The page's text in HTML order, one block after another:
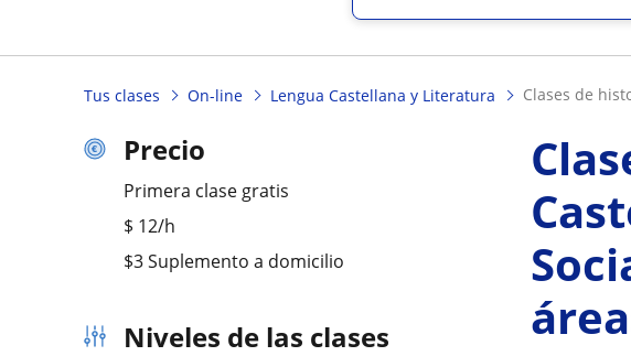
Tus clases On-line Lengua Castellana y Literatura clases de
Precio
Primera clase gratis
$ 12/h
$3 Suplemento a domicilio
Niveles de las clases